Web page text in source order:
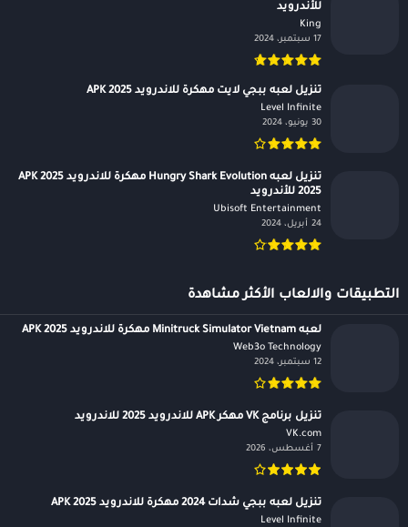
للأندرويد
King‏
17 سبتمبر، 2024
تنزيل لعبه ببجي لايت مهكرة للاندرويد APK 2025
Level Infinite‏
30 يونيو، 2024
تنزيل لعبه Hungry Shark Evolution مهكرة للاندرويد APK 2025
2025 للأندرويد
Ubisoft Entertainment‏
24 أبريل، 2024
التطبيقات والالعاب الأكثر مشاهدة
لعبه Minitruck Simulator Vietnam مهكرة للاندرويد APK 2025
Web3o Technology‏
12 سبتمبر، 2024
تنزيل برنامج VK مهكر APK للاندرويد 2025 للاندرويد
VK.com‏
7 أغسطس، 2026
تنزيل لعبه ببجي شدات 2024 مهكرة للاندرويد APK 2025
Level Infinite‏